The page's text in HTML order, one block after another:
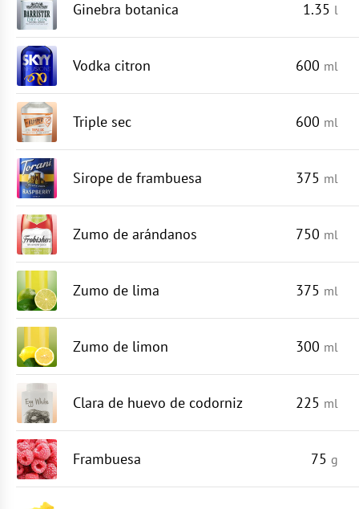
Ginebra botanica 1.35 l
Vodka citron 600 ml
Triple sec 600 ml
Sirope de frambuesa 375 ml
Zumo de arándanos 750 ml
Zumo de lima 375 ml
Zumo de limon 300 ml
Clara de huevo de codorniz 225 ml
Frambuesa 75 g